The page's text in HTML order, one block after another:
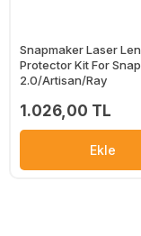
Snapmaker Laser
Protector Kit For
2.0/Artisan/Ray
1.026,00 TL
Ekle